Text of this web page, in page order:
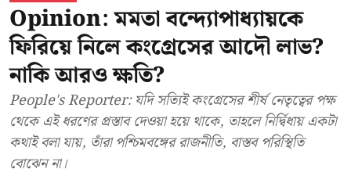
Opinion: মমতা বন্দ্যোপাধ্যায়কে
ফিরিয়ে নিলে কংগ্রেসের আদৌ লাভ?
নাকি আরও ক্ষতি?
People's Reporter: যদি সত্যিই কংগ্রেসের শীর্ষ নেতৃত্বের পক্ষ
থেকে এই ধরণের প্রস্তাব দেওয়া হয়ে থাকে, তাহলে নির্দ্বিধায় একটা
কথাই বলা যায়, তাঁরা পশ্চিমবঙ্গের রাজনীতি, বাস্তব পরিস্থিতি
বোঝেন না।